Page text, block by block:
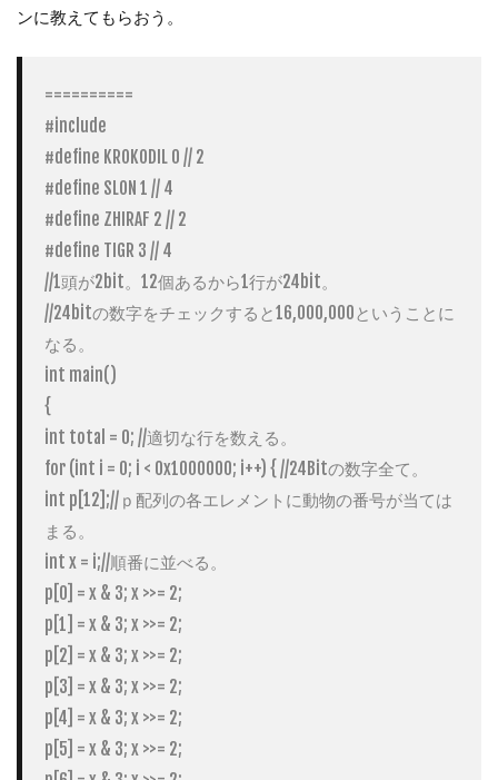
ンに教えてもらおう。
==========
#include
#define KROKODIL 0 // 2
#define SLON 1 // 4
#define ZHIRAF 2 // 2
#define TIGR 3 // 4
//1頭が2bit。12個あるから1行が24bit。
//24bitの数字をチェックすると16,000,000ということに
なる。
int main()
{
int total = 0; //適切な行を数える。
for (int i = 0; i < 0x1000000; i++) { //24Bitの数字全て。
int p[12];//ｐ配列の各エレメントに動物の番号が当ては
まる。
int x = i;//順番に並べる。
p[0] = x & 3; x >>= 2;
p[1] = x & 3; x >>= 2;
p[2] = x & 3; x >>= 2;
p[3] = x & 3; x >>= 2;
p[4] = x & 3; x >>= 2;
p[5] = x & 3; x >>= 2;